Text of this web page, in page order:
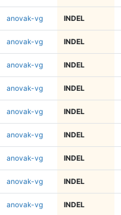
anovak-vg INDEL
anovak-vg INDEL
anovak-vg INDEL
anovak-vg INDEL
anovak-vg INDEL
anovak-vg INDEL
anovak-vg INDEL
anovak-vg INDEL
anovak-vg INDEL